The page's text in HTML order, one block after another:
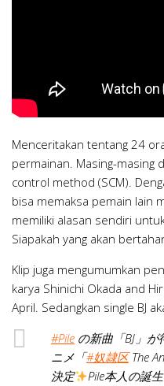
Menceritakan tentang 24
permainan. Masing-masing
control method (SCM).
bisa memaksa pemain lain
memiliki alasan sendiri
Siapakah yang akan
Klip juga mengumumkan
karya Shinichi Okada and
April. Sedangkan single BJ
#Pile の新曲「BJ」
ニメ「#奴隷区The
決定
Pile本人の誕